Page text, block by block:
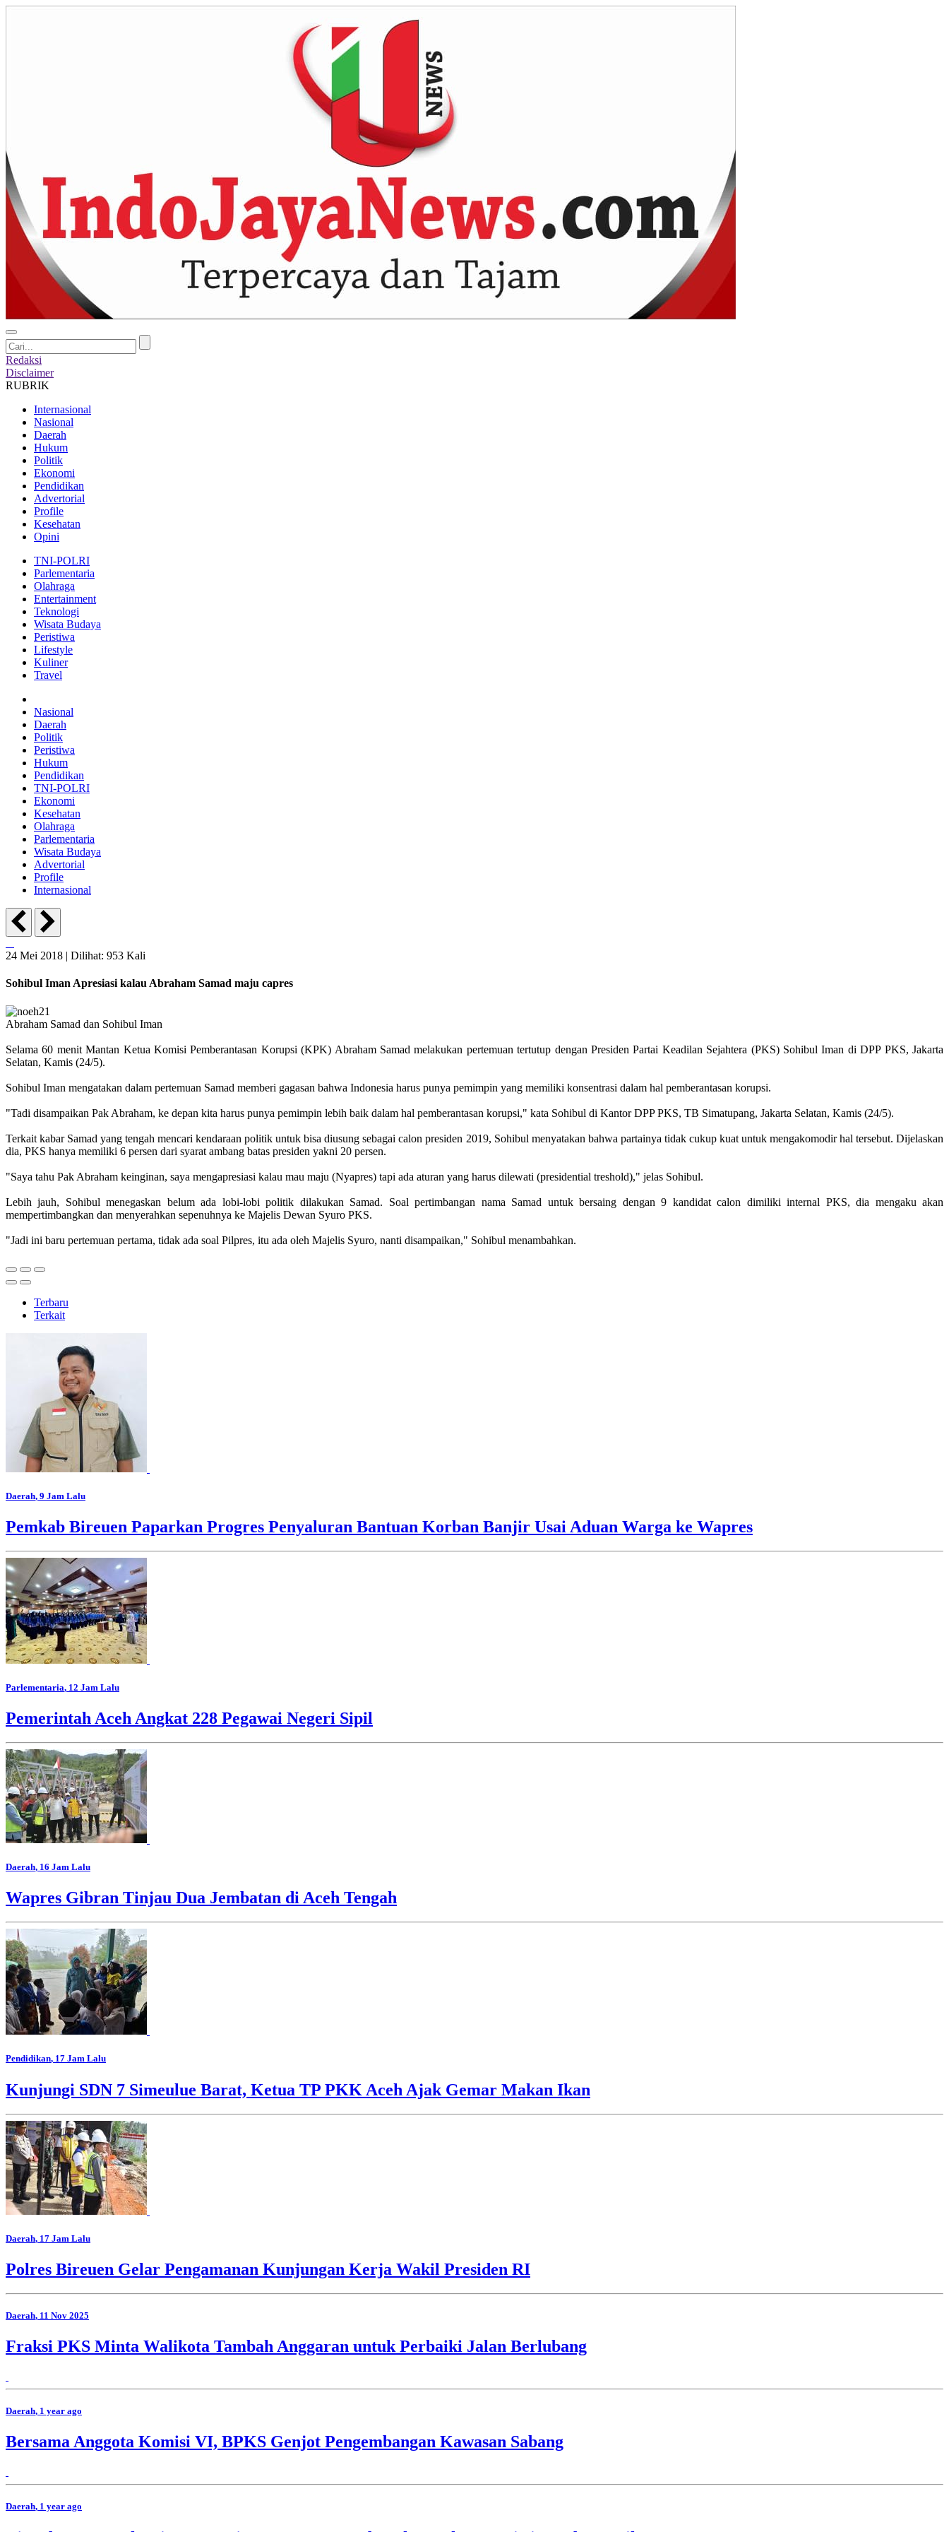
Redaksi
Disclaimer
RUBRIK
Internasional
Nasional
Daerah
Hukum
Politik
Ekonomi
Pendidikan
Advertorial
Profile
Kesehatan
Opini
TNI-POLRI
Parlementaria
Olahraga
Entertainment
Teknologi
Wisata Budaya
Peristiwa
Lifestyle
Kuliner
Travel
Nasional
Daerah
Politik
Peristiwa
Hukum
Pendidikan
TNI-POLRI
Ekonomi
Kesehatan
Olahraga
Parlementaria
Wisata Budaya
Advertorial
Profile
Internasional
24 Mei 2018 | Dilihat: 953 Kali
Sohibul Iman Apresiasi kalau Abraham Samad maju capres
Abraham Samad dan Sohibul Iman
Selama 60 menit Mantan Ketua Komisi Pemberantasan Korupsi (KPK) Abraham Samad melakukan pertemuan tertutup dengan Presiden Partai Keadilan Sejahtera (PKS) Sohibul Iman di DPP PKS, Jakarta
Selatan, Kamis (24/5).
Sohibul Iman mengatakan dalam pertemuan Samad memberi gagasan bahwa Indonesia harus punya pemimpin yang memiliki konsentrasi dalam hal pemberantasan korupsi.
"Tadi disampaikan Pak Abraham, ke depan kita harus punya pemimpin lebih baik dalam hal pemberantasan korupsi," kata Sohibul di Kantor DPP PKS, TB Simatupang, Jakarta Selatan, Kamis (24/5).
Terkait kabar Samad yang tengah mencari kendaraan politik untuk bisa diusung sebagai calon presiden 2019, Sohibul menyatakan bahwa partainya tidak cukup kuat untuk mengakomodir hal tersebut. Dijelaskan
dia, PKS hanya memiliki 6 persen dari syarat ambang batas presiden yakni 20 persen.
"Saya tahu Pak Abraham keinginan, saya mengapresiasi kalau mau maju (Nyapres) tapi ada aturan yang harus dilewati (presidential treshold)," jelas Sohibul.
Lebih jauh, Sohibul menegaskan belum ada lobi-lobi politik dilakukan Samad. Soal pertimbangan nama Samad untuk bersaing dengan 9 kandidat calon dimiliki internal PKS, dia mengaku akan
mempertimbangkan dan menyerahkan sepenuhnya ke Majelis Dewan Syuro PKS.
"Jadi ini baru pertemuan pertama, tidak ada soal Pilpres, itu ada oleh Majelis Syuro, nanti disampaikan," Sohibul menambahkan.
Terbaru
Terkait
Daerah, 9 Jam Lalu
Pemkab Bireuen Paparkan Progres Penyaluran Bantuan Korban Banjir Usai Aduan Warga ke Wapres
Parlementaria, 12 Jam Lalu
Pemerintah Aceh Angkat 228 Pegawai Negeri Sipil
Daerah, 16 Jam Lalu
Wapres Gibran Tinjau Dua Jembatan di Aceh Tengah
Pendidikan, 17 Jam Lalu
Kunjungi SDN 7 Simeulue Barat, Ketua TP PKK Aceh Ajak Gemar Makan Ikan
Daerah, 17 Jam Lalu
Polres Bireuen Gelar Pengamanan Kunjungan Kerja Wakil Presiden RI
Daerah, 11 Nov 2025
Fraksi PKS Minta Walikota Tambah Anggaran untuk Perbaiki Jalan Berlubang
Daerah, 1 year ago
Bersama Anggota Komisi VI, BPKS Genjot Pengembangan Kawasan Sabang
Daerah, 1 year ago